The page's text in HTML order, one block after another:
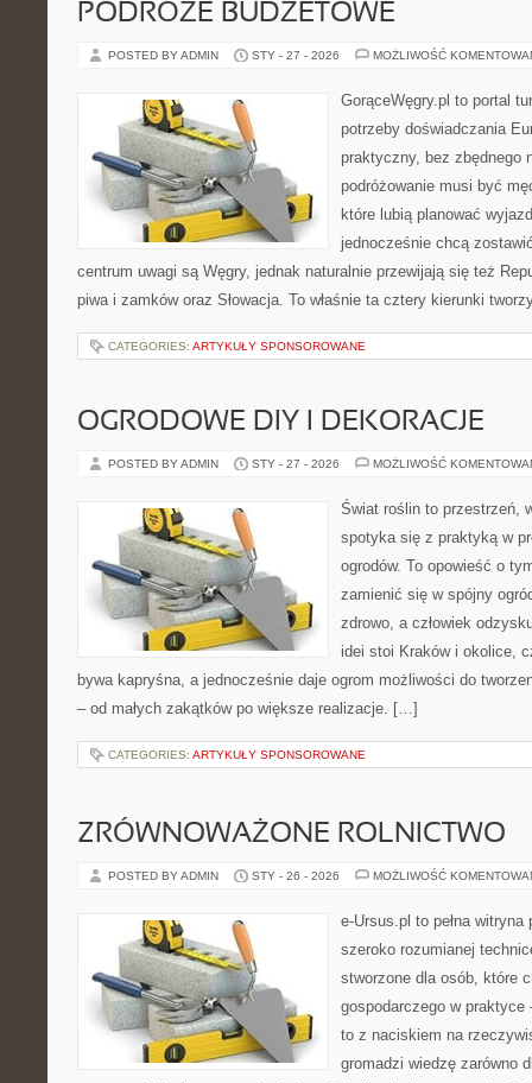
PODRÓŻE BUDŻETOWE
POSTED BY ADMIN STY - 27 - 2026 MOŻLIWOŚĆ
GorąceWęgry.pl to portal
potrzeby doświadczania
praktyczny, bez zbędnego
podróżowanie musi być
które lubią planować
jednocześnie chcą
centrum uwagi są Węgry, jednak naturalnie przewijają się też
piwa i zamków oraz Słowacja. To właśnie ta cztery kierunki
CATEGORIES: ARTYKUŁY SPONSOROWANE
OGRODOWE DIY I DEKORACJE
POSTED BY ADMIN STY - 27 - 2026 MOŻLIWOŚĆ
Świat roślin to przestrzeń,
spotyka się z praktyką w
ogrodów. To opowieść o
zamienić się w spójny
zdrowo, a człowiek
idei stoi Kraków i okolice,
bywa kapryśna, a jednocześnie daje ogrom możliwości do
– od małych zakątków po większe realizacje. […]
CATEGORIES: ARTYKUŁY SPONSOROWANE
ZRÓWNOWAŻONE ROLNICTWO
POSTED BY ADMIN STY - 26 - 2026 MOŻLIWOŚĆ
e-Ursus.pl to pełna
szeroko rozumianej
stworzone dla osób, które
gospodarczego w
to z naciskiem na
gromadzi wiedzę zarówno